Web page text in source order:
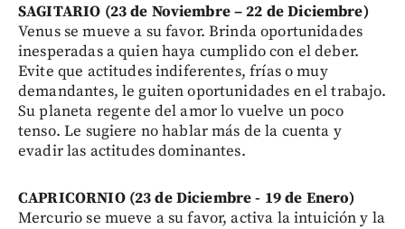
SAGITARIO (23 de Noviembre – 22 de Diciembre)
Venus se mueve a su favor. Brinda oportunidades
inesperadas a quien haya cumplido con el deber.
Evite que actitudes indiferentes, frías o muy
demandantes, le guiten oportunidades en el trabajo.
Su planeta regente del amor lo vuelve un poco
tenso. Le sugiere no hablar más de la cuenta y
evadir las actitudes dominantes.
CAPRICORNIO (23 de Diciembre - 19 de Enero)
Mercurio se mueve a su favor, activa la intuición y la